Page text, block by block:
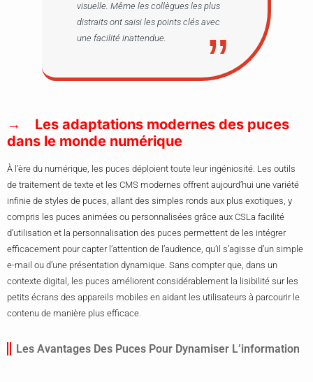
visuelle. Même les collègues les plus
distraits ont saisi les points clés avec
une facilité inattendue.
Les adaptations modernes des puces
dans le monde numérique
À l’ère du numérique, les puces déploient toute leur ingéniosité. Les outils
de traitement de texte et les CMS modernes offrent aujourd’hui une variété
infinie de styles de puces, allant des simples ronds aux plus exotiques, y
compris les puces animées ou personnalisées grâce aux CSLa facilité
d’utilisation et la personnalisation des puces permettent de les intégrer
efficacement pour capter l’attention de l’audience, qu’il s’agisse d’un simple
e-mail ou d’une présentation dynamique. Sans compter que, dans un
contexte digital, les puces améliorent considérablement la lisibilité sur les
petits écrans des appareils mobiles en aidant les utilisateurs à parcourir le
contenu de manière plus efficace.
Les Avantages Des Puces Pour Dynamiser L’information